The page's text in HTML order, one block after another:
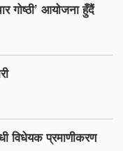
गोष्ठी’ आयोजना हुँदैं
विधेयक प्रमाणीकरण